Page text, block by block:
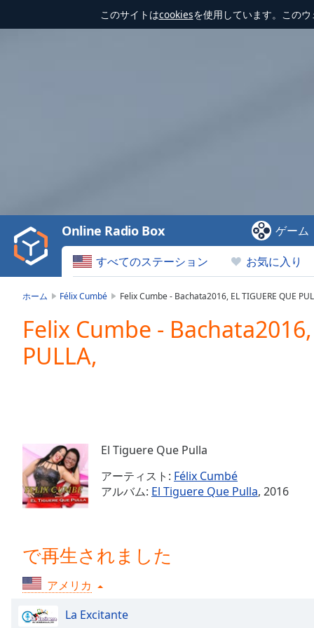
このサイトはcookiesを使用しています。この
Video
Play
Backward
Skip
Mute
Current
Time0:00
Duration -:-
Type
Seek to
live,
currently
behind
LIVE
Playback
すべてのステーション お気に入り
Online Radio Box ゲーム
ホーム Félix Cumbé Felix Cumbe - Bachata2016, EL TIGUERE QUE
Felix Cumbe - Bachata2016,
PULLA,
El Tiguere Que Pulla
アーティスト: Félix Cumbé
アルバム: El Tiguere Que Pulla, 2016
で再生されました
アメリカ
La Excitante